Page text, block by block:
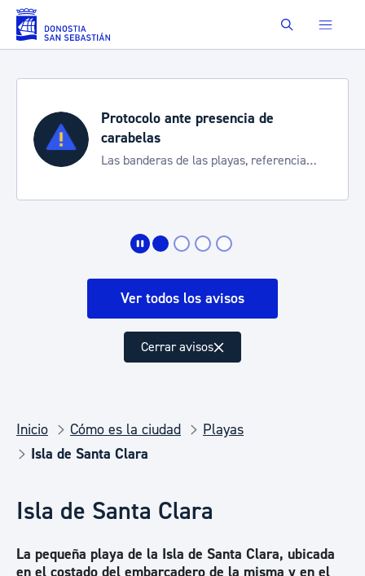
Saltar al contenido principal Buscar
Protocolo ante presencia de
carabelas
Las banderas de las playas, referencia
Ver todos los avisos
Cerrar avisos
Inicio Cómo es la ciudad
Playas
Isla de Santa Clara
Isla de Santa Clara
La pequeña playa de la Isla de Santa Clara, ubicada